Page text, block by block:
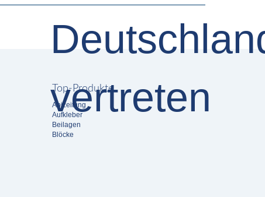
Top-Produkte
Abizeitung
Aufkleber
Beilagen
Blöcke